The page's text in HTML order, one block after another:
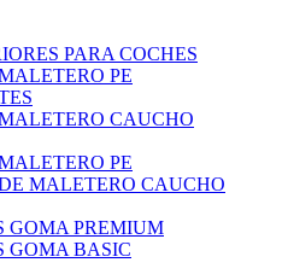
PARA COCHES
PE
CAUCHO
PE
MALETERO CAUCHO
GOMA PREMIUM
GOMA BASIC